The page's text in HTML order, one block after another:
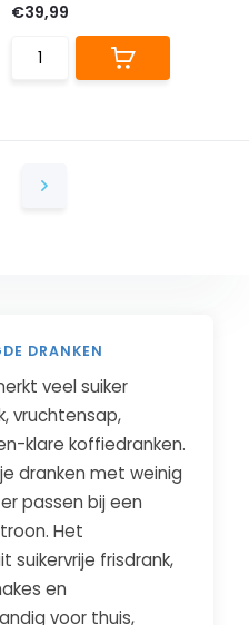
€39,99
DRANKEN
veel suiker
vruchtensap,
klare koffiedranken.
dranken met weinig
passen bij een
Het
frisdrank,
en
voor thuis,